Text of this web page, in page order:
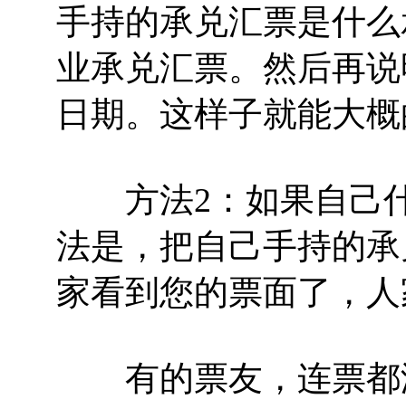
手持的承兑汇票是什
业承兑汇票。然后再
日期。这样子就能大
方法2：如果自己什
法是，把自己手持的
家看到您的票面了，
有的票友，连票都